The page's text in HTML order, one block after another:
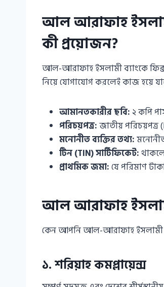
আল আরাফাহ
কী প্রয়োজন?
আল-আরাফাহ ইসলামী ব্যাংকে
নিয়ে যোগাযোগ করলেই কাজ হয়ে
আমানতকারীর ছবি:২ কপি
পরিচয়পত্র:জাতীয় পরিচয়পত্র
মনোনীত ব্যক্তির তথ্য:
টিন (TIN) সার্টিফিকেট:
প্রাথমিক জমা:যে পরিমাণ
আল আরাফাহ
কেন আপনি আল-আরাফাহ ইসলামী
১. শরিয়াহ কমপ্লায়েন্স